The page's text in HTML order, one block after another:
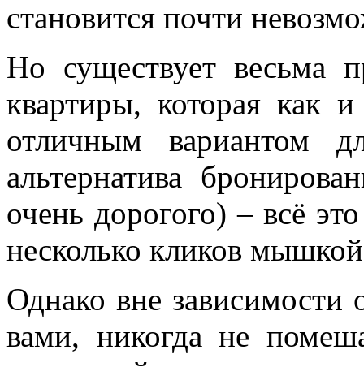
становится почти
Но существует весьма
квартиры, которая как
отличным вариантом
альтернатива
очень дорогого) – всё
несколько кликов
Однако вне зависимости
вами, никогда не